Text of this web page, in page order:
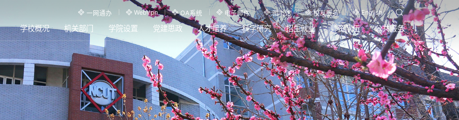
一网通办 WebVpn OA系统 电子邮件 图书馆 校友服务 English
学校概况 机关部门 学院设置 党建思政 人才培养 科学研究 招生就业 师资队伍 公共服务